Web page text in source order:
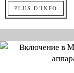
PLUS D'INFO